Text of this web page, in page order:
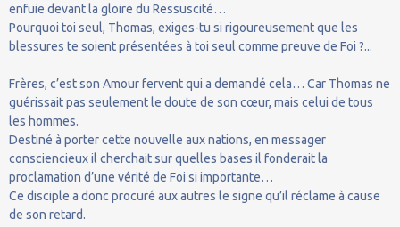
enfuie devant la gloire du Ressuscité…
Pourquoi toi seul, Thomas, exiges-tu si rigoureusement que les
blessures te soient présentées à toi seul comme preuve de Foi ?...
Frères, c’est son Amour fervent qui a demandé cela… Car Thomas ne
guérissait pas seulement le doute de son cœur, mais celui de tous
les hommes.
Destiné à porter cette nouvelle aux nations, en messager
consciencieux il cherchait sur quelles bases il fonderait la
proclamation d’une vérité de Foi si importante…
Ce disciple a donc procuré aux autres le signe qu’il réclame à cause
de son retard.